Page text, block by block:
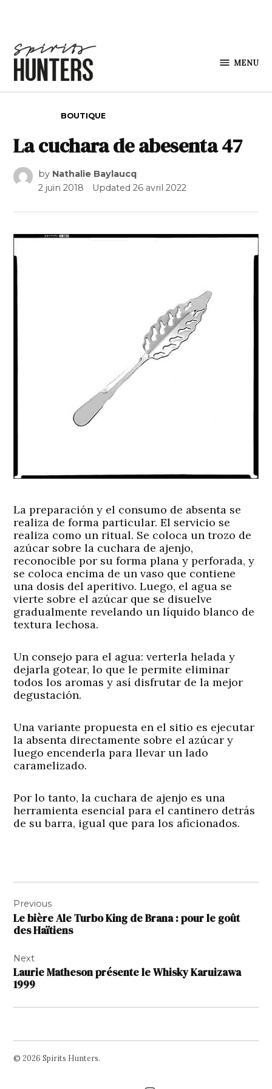
MENU
BOUTIQUE
La cuchara de abesenta 47
by Nathalie Baylaucq
2 juin 2018
Updated26 avril 2022
La preparación y el consumo de absenta se
realiza de forma particular. El servicio se
realiza como un ritual. Se coloca un trozo de
azúcar sobre la cuchara de ajenjo,
reconocible por su forma plana y perforada, y
se coloca encima de un vaso que contiene
una dosis del aperitivo. Luego, el agua se
vierte sobre el azúcar que se disuelve
gradualmente revelando un líquido blanco de
textura lechosa.
Un consejo para el agua: verterla helada y
dejarla gotear, lo que le permite eliminar
todos los aromas y así disfrutar de la mejor
degustación.
Una variante propuesta en el sitio es ejecutar
la absenta directamente sobre el azúcar y
luego encenderla para llevar un lado
caramelizado.
Por lo tanto, la cuchara de ajenjo es una
herramienta esencial para el cantinero detrás
de su barra, igual que para los aficionados.
de
l’article
Previous
Le bière Ale Turbo King de Brana : pour le goût
des Haïtiens
Next
Laurie Matheson présente le Whisky Karuizawa
1999
© 2026 Spirits Hunters.